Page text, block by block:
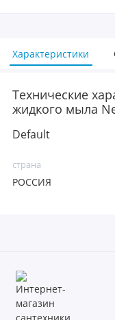
Характеристики
Технические
жидкого мыла
Default
страна
РОССИЯ